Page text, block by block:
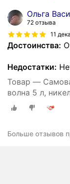
Ольга
72 отзыва
11
Достоинства:
Недостатки:
Товар —
волна 5 л,
Больше отзывов